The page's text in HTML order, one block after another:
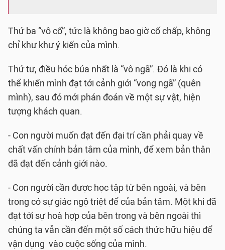
Thứ ba “vô cố”, tức là không bao giờ cố chấp, không
chỉ khư khư ý kiến của mình.
Thứ tư, điều hóc búa nhất là “vô ngã”. Đó là khi có
thể khiến mình đạt tới cảnh giới “vong ngã” (quên
mình), sau đó mới phán đoán về một sự vật, hiện
tượng khách quan.
- Con người muốn đạt đến đại trí cần phải quay về
chất vấn chính bản tâm của mình, để xem bản thân
đã đạt đến cảnh giới nào.
- Con người cần được học tập từ bên ngoài, và bên
trong có sự giác ngộ triệt để của bản tâm. Một khi đã
đạt tới sự hoà hợp của bên trong và bên ngoài thì
chúng ta vẫn cần đến một số cách thức hữu hiệu để
vận dụng vào cuộc sống của mình.